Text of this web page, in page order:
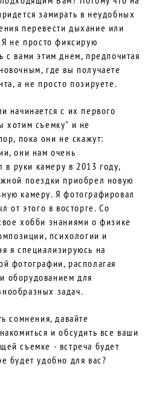
замирать в неудобных
перевести дыхание или
Я не просто фиксирую
с вами этим днем, предпочитая
где вы получаете
а не просто позируете.
начинается с их первого
хотим съемку" и не
пока они не скажут:
они нам очень
в руки камеру в 2013 году,
поездки приобрел новую
камеру. Я фотографировал
от этого в восторге. Со
хобби знаниями о физике
психологии и
я специализируюсь на
фотографии, располагая
оборудованием для
задач.
сомнения, давайте
и обсудить все ваши
съемке - встреча будет
будет удобно для вас?